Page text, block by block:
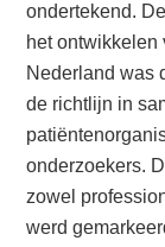
ondertekend.
het ontwikkelen
Nederland was
de richtlijn in
onderzoekers.
zowel
werd